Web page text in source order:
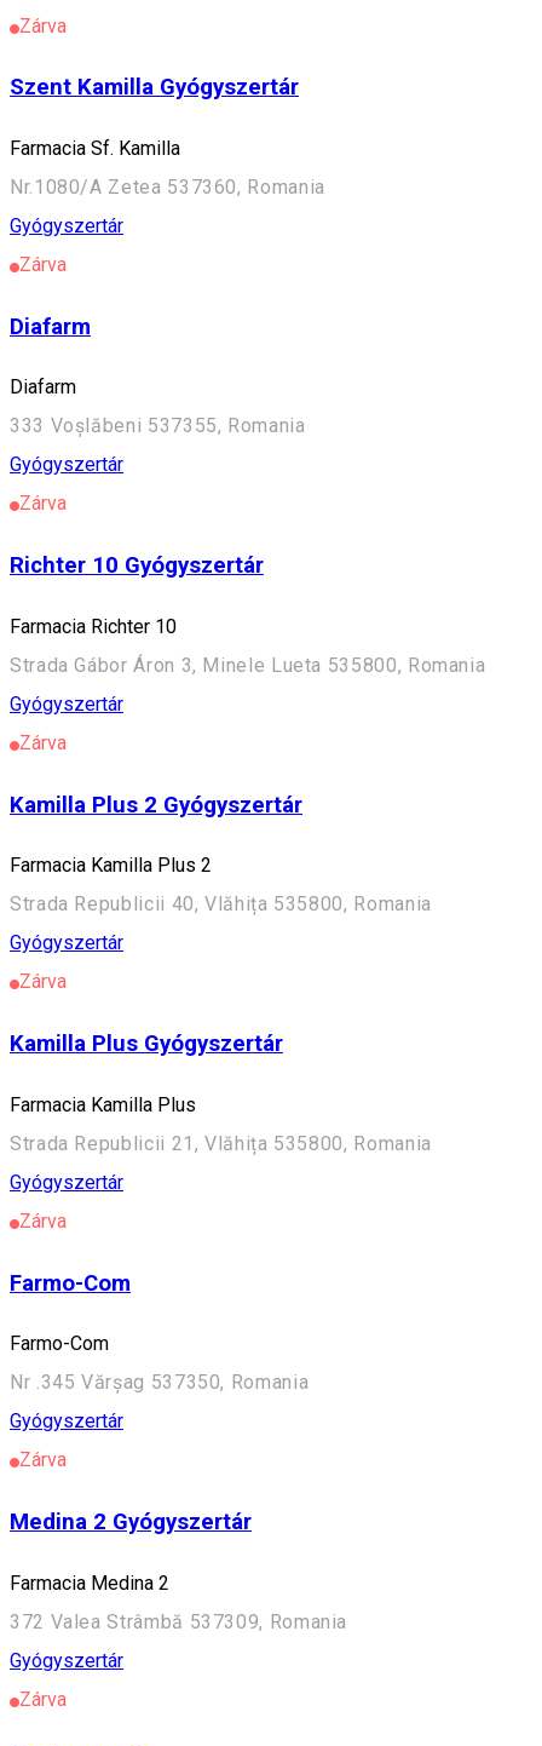
Zárva
Szent Kamilla Gyógyszertár
Farmacia Sf. Kamilla
Nr.1080/A Zetea 537360, Romania
Gyógyszertár
Zárva
Diafarm
Diafarm
333 Voșlăbeni 537355, Romania
Gyógyszertár
Zárva
Richter 10 Gyógyszertár
Farmacia Richter 10
Strada Gábor Áron 3, Minele Lueta 535800, Romania
Gyógyszertár
Zárva
Kamilla Plus 2 Gyógyszertár
Farmacia Kamilla Plus 2
Strada Republicii 40, Vlăhița 535800, Romania
Gyógyszertár
Zárva
Kamilla Plus Gyógyszertár
Farmacia Kamilla Plus
Strada Republicii 21, Vlăhița 535800, Romania
Gyógyszertár
Zárva
Farmo-Com
Farmo-Com
Nr .345 Vărșag 537350, Romania
Gyógyszertár
Zárva
Medina 2 Gyógyszertár
Farmacia Medina 2
372 Valea Strâmbă 537309, Romania
Gyógyszertár
Zárva